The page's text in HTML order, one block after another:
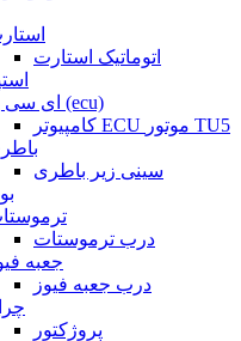
اتوماتیک استارت
ای سی یو (ecu)
کامپیوتر ECU موتور TU5
سینی زیر باطری
درب ترموستات
جعبه
درب جعبه فیوز
پروژکتور